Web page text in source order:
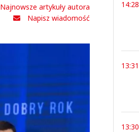
Najnowsze artykuły autora
Napisz wiadomość
14:28
13:31
13:30